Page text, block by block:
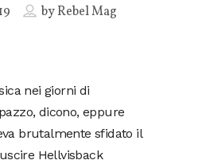
byRebel Mag
nei giorni di
dicono, eppure
brutalmente sfidato il
Hellvisback